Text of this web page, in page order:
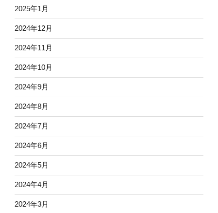
2025年1月
2024年12月
2024年11月
2024年10月
2024年9月
2024年8月
2024年7月
2024年6月
2024年5月
2024年4月
2024年3月